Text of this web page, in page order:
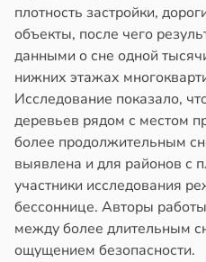
плотность застройки,
объекты, после чего
данными о сне одной
нижних этажах
Исследование показало,
деревьев рядом с местом
более продолжительным
выявлена и для районов с
участники исследования
бессоннице. Авторы
между более длительным
ощущением безопасности.